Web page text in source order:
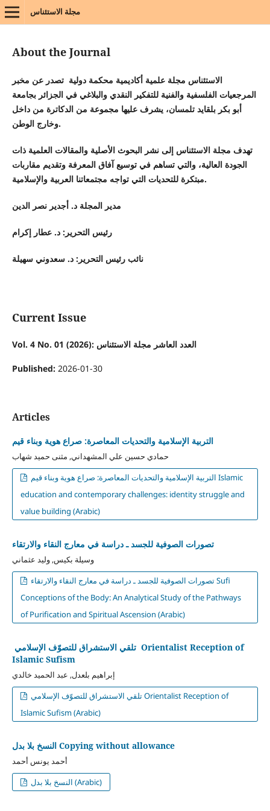
مجلة الاستئناس
About the Journal
الاستئناس مجلة علمية أكاديمية محكمة دولية تصدر عن مخبر
المرجعيات الفلسفية والفنية للتفكير النقدي والبلاغي في الجزائر بجامعة
أبو بكر بلقايد تلمسان، يشرف عليها مجموعة من الدكاترة من داخل
وخارج الوطن.
تهدف مجلة الاستئناس إلى نشر البحوث الأصلية والمقالات العلمية ذات
الجودة العالية، والتي تساهم في توسيع آفاق المعرفة وتقديم مقاربات
مبتكرة للتحديات التي تواجه مجتمعاتنا العربية والإسلامية.
مدير المجلة د. أجدير نصر الدين
رئيس التحرير: د. عطار إكرام
نائب رئيس التحرير: د. سعدوني سهيلة
Current Issue
Vol. 4 No. 01 (2026): العدد العاشر مجلة الاستئناس
Published: 2026-01-30
Articles
التربية الإسلامية والتحديات المعاصرة: صراع هوية وبناء قيم
حمادي حسين علي المشهداني, مثنى حميد شهاب
education and contemporary challenges: identity struggle and
value building (Arabic)
تصورات الصوفية للجسد ـ دراسة في معارج النقاء والارتقاء
وسيلة بكيس, وليد عثماني
Conceptions of the Body: An Analytical Study of the Pathways
of Purification and Spiritual Ascension (Arabic)
تلقي الاستشراق للتصوّف الإسلامي Orientalist Reception of
Islamic Sufism
إبراهيم بلعدل, عبد الحميد خالدي
تلقي الاستشراق للتصوّف الإسلامي Orientalist Reception of
Islamic Sufism (Arabic)
النسخ بلا بدل Copying without allowance
أحمد يونس أحمد
النسخ بلا بدل (Arabic)